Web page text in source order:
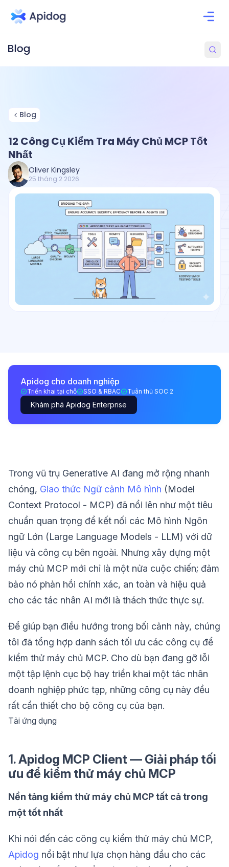
Blog
12 Công Cụ Kiểm Tra Máy Chủ MCP Tốt
Nhất
Oliver Kingsley
25 tháng 2 2026
Apidog cho doanh nghiệp
Triển khai tại chỗ SSO & RBAC Tuân thủ SOC 2
Khám phá Apidog Enterprise
Trong vũ trụ Generative AI đang mở rộng nhanh
chóng, Giao thức Ngữ cảnh Mô hình (Model
Context Protocol - MCP) đã nổi lên như một tiêu
chuẩn quan trọng để kết nối các Mô hình Ngôn
ngữ Lớn (Large Language Models - LLM) với dữ
liệu và công cụ bên ngoài. Nhưng xây dựng một
máy chủ MCP mới chỉ là một nửa cuộc chiến; đảm
bảo nó phản hồi chính xác, an toàn và hiệu quả
cho các tác nhân AI mới là thách thức thực sự.
Để giúp bạn điều hướng trong bối cảnh này, chúng
tôi đã tổng hợp danh sách tối ưu các công cụ để
kiểm thử máy chủ MCP. Cho dù bạn đang gỡ lỗi
một tập lệnh cục bộ hay triển khai một tác nhân
doanh nghiệp phức tạp, những công cụ này đều
rất cần thiết cho bộ công cụ của bạn.
Tải ứng dụng
1. Apidog MCP Client — Giải pháp tối
ưu để kiểm thử máy chủ MCP
Nền tảng kiểm thử máy chủ MCP tất cả trong
một tốt nhất
Khi nói đến các công cụ kiểm thử máy chủ MCP,
Apidog nổi bật như lựa chọn hàng đầu cho các